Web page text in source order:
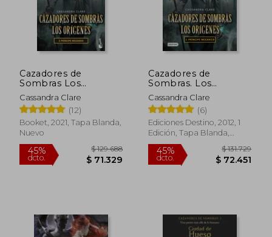
45%
dcto.
$ 175.152
$ 96.333
45%
dcto.
Cazadores de
Sombras Los
Origenes. Príncipe
Mecánico
Cassandra Clare
(12)
Booket, 2021, Tapa Blanda,
Nuevo
Cazadores de
Sombras. Los
Orígenes 2. Príncipe
Mecánico
Cassandra Clare
(6)
Ediciones Destino, 2012, 1
Edición, Tapa Blanda,
Nuevo